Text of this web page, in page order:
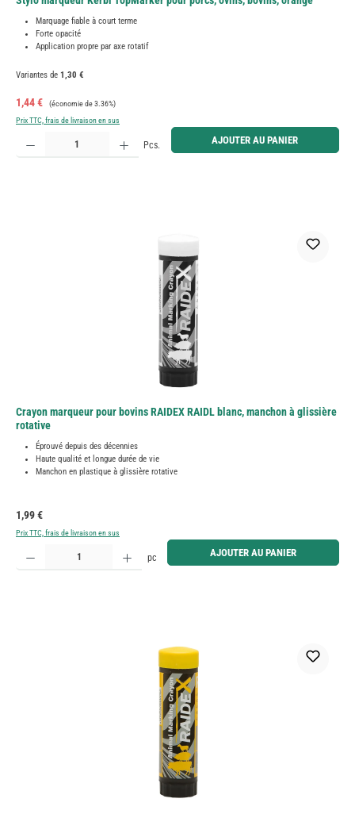
Marquage fiable à court terme
Forte opacité
Application propre par axe rotatif
Variantes de 1,30 €
Prix de vente :
1,44 € Prix régulier :
(économie de 3.36%)
Prix TTC, frais de livraison en sus
Quantité de produit : Entrez la quantité souhaitée ou utilisez les boutons pour augmenter ou
Pcs. AJOUTER AU PANIER
Crayon marqueur pour bovins RAIDEX RAIDL blanc, manchon à glissière
rotative
Éprouvé depuis des décennies
Haute qualité et longue durée de vie
Manchon en plastique à glissière rotative
Prix régulier :
1,99 €
Prix TTC, frais de livraison en sus
Quantité de produit : Entrez la quantité souhaitée ou utilisez les boutons pour augmenter ou
pc AJOUTER AU PANIER